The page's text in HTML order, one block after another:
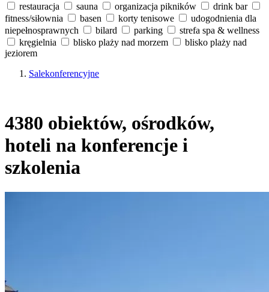
restauracja
sauna organizacja pikników
drink bar
fitness/siłownia
basen korty tenisowe
udogodnienia dla
niepełnosprawnych
bilard parking
strefa spa & wellness
kręgielnia
blisko plaży nad morzem
blisko plaży nad
jeziorem
Salekonferencyjne
4380 obiektów, ośrodków,
hoteli na konferencje i
szkolenia